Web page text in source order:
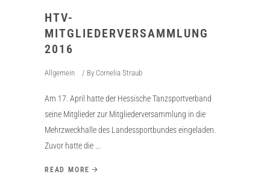
HTV-
MITGLIEDERVERSAMMLUNG
2016
Allgemein By Cornelia Straub
Am 17. April hatte der Hessische Tanzsportverband
seine Mitglieder zur Mitgliederversammlung in die
Mehrzweckhalle des Landessportbundes eingeladen.
Zuvor hatte die
READ MORE